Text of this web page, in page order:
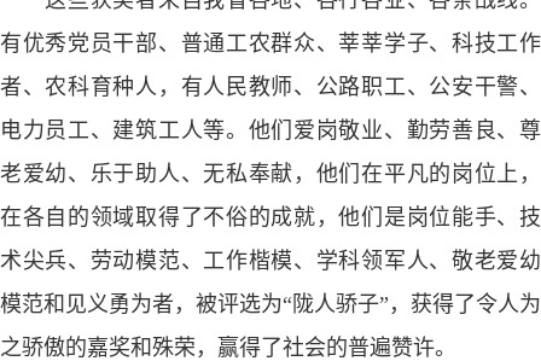
有优秀党员干部、普通工农群众、莘莘学子、科技工作
者、农科育种人，有人民教师、公路职工、公安干警、
电力员工、建筑工人等。他们爱岗敬业、勤劳善良、尊
老爱幼、乐于助人、无私奉献，他们在平凡的岗位上，
在各自的领域取得了不俗的成就，他们是岗位能手、技
术尖兵、劳动模范、工作楷模、学科领军人、敬老爱幼
模范和见义勇为者，被评选为“陇人骄子”，获得了令人为
之骄傲的嘉奖和殊荣，赢得了社会的普遍赞许。